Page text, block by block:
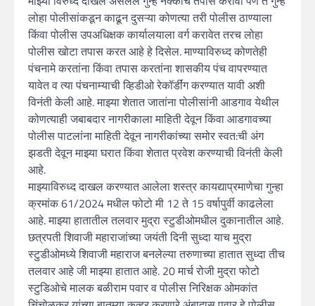
लोहा पोलीसांकडून काढून दुसऱ्या कोणत्या तरी पोलीस ठाण्याला
किंवा पोलीस उपअधिक्षक कार्यालयाला वर्ग करावेत तरच लोहा
पोलीस खोटा तपास करत आहे हे दिसेल. माण्याविरुध्द कोणतेही
पंचनामे करतांना किंवा तपास करतांना शासकीय पंच वापरण्यात
यावेत व त्या पंचनाम्याची व्हिडीओ रेकॉर्डींग करण्यात यावी अशी
विनंती केली आहे. माझ्या शेतात जातांना पोलीसांनी आडगाव येथील
कोणत्याही जबाबदार नागरीकाला माहिती देवून किंवा आडगावच्या
पोलीस पाटलांना माहिती देवून नागरीकांच्या समोर स्वत:ची अंग
झडती देवून माझ्या घरात किंवा शेतात प्रवेश करण्याची विनंती केली
आहे.
माझ्याविरुध्द दाखल करण्यात आलेला शस्त्र कायद्याप्रमाणेचा गुन्हा
क्रमांक 61/2024 मधील फोटो मी 12 ते 15 वर्षापुर्वी काढलेला
आहे. माझ्या हातातील तलवार मुद्रा स्टुडीओमधील दुकानातील आहे.
छत्रपती शिवाजी महाराजांच्या जयंती दिनी सुध्दा याच मुद्रा
स्टुडीओमध्ये शिवाजी महाराज बनलेल्या तरुणाच्या हातात सुध्दा तीच
तलवार आहे जी माझ्या हातात आहे. 20 मार्च रोजी मुद्रा फोटो
स्टुडिओचे मालक बळीराम पवार व पोलीस निरिक्षक ओमकांत